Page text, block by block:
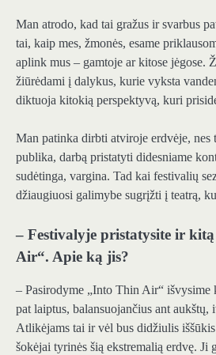
Man atrodo, kad tai gražus ir svarbus
tai, kaip mes, žmonės, esame
aplink mus – gamtoje ar kitose jėgose.
žiūrėdami į dalykus, kurie vyksta
diktuoja kitokią perspektyvą, kuri
Man patinka dirbti atviroje erdvėje, nes
publika, darbą pristatyti didesniame
sudėtinga, vargina. Tad kai festivalių
džiaugiuosi galimybe sugrįžti į teatrą,
– Festivalyje pristatysite ir
Air“. Apie ką jis?
– Pasirodyme „Into Thin Air“
pat laiptus, balansuojančius ant aukštų,
Atlikėjams tai ir vėl bus didžiulis
šokėjai tyrinės šią ekstremalią erdvę. Ji